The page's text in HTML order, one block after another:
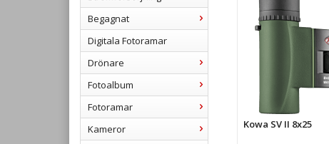
Begagnat
Digitala Fotoramar
Drönare
Fotoalbum
Fotoramar
Kameror
Kowa SV II 8x25